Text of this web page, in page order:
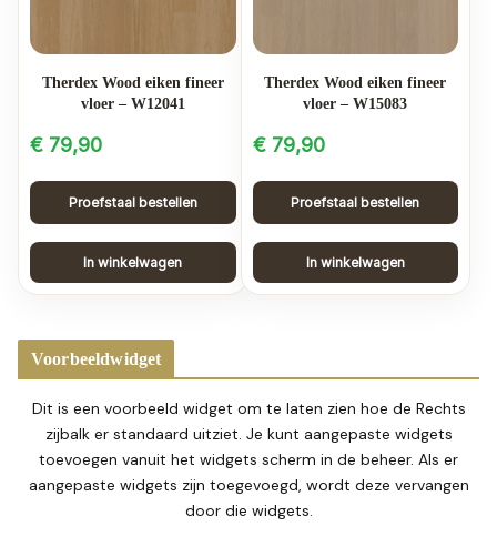
Therdex Wood eiken fineer
vloer – W12041
€ 79,90
Proefstaal bestellen
In winkelwagen
Therdex Wood eiken fineer
vloer – W15083
€79,90
Proefstaal bestellen
In winkelwagen
Voorbeeldwidget
Dit is een voorbeeld widget om te laten zien hoe de Rechts
zijbalk er standaard uitziet. Je kunt aangepaste widgets
toevoegen vanuit het widgets scherm in de beheer. Als er
aangepaste widgets zijn toegevoegd, wordt deze vervangen
door die widgets.